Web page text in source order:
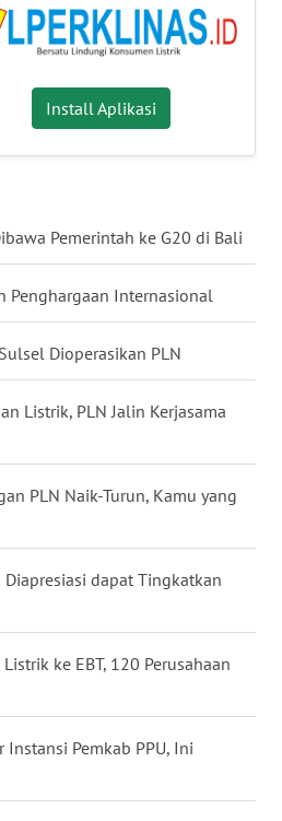
Install Aplikasi
Pemerintah ke G20 di Bali
Penghargaan Internasional
Dioperasikan PLN
Listrik, PLN Jalin Kerjasama
PLN Naik-Turun, Kamu yang
dapat Tingkatkan
ke EBT, 120 Perusahaan
Instansi Pemkab PPU, Ini